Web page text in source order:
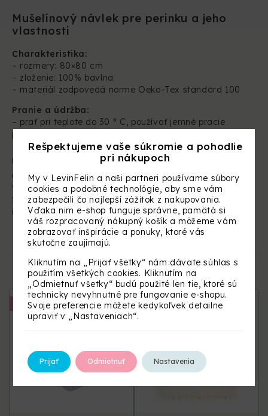
Mušelínový návlek pre perinku a jeho
vlastnosti
Charakteristika:
– rozmery: 80×80 cm
– zloženie: 100% bavlna
– materiál zodpovedá norme Oeko-Tex standard 100
Pranie a údržba:
– prať pri teplote do 30 ° C, používať jemné pracie
prostriedky, nepoužívať chlór ani bielidlá
Dovozca/výrobca:
Čerešňová 1454/1A
900 25 Chorvátsky Grob
Slovenská republika
info@levinfelin.com
SÚVISIACE PRODUKTY
Vyšitie mena Vyšitie mena
Rešpektujeme vaše súkromie a pohodlie
pri nákupoch
My v LevinFelin a naši partneri používame súbory
cookies a podobné technológie, aby sme vám
zabezpečili čo najlepší zážitok z nakupovania.
Vďaka nim e-shop funguje správne, pamätá si
váš rozpracovaný nákupný košík a môžeme vám
zobrazovať inšpirácie a ponuky, ktoré vás
skutočne zaujímajú.
Kliknutím na „Prijať všetky“ nám dávate súhlas s
použitím všetkých cookies. Kliknutím na
„Odmietnuť všetky“ budú použité len tie, ktoré sú
technicky nevyhnutné pre fungovanie e-shopu.
Svoje preferencie môžete kedykoľvek detailne
upraviť v „Nastaveniach“.
Prijať Odmietnuť Nastavenia